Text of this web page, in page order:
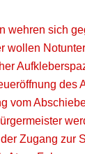
wehren sich
wollen
des
vom
Zugang zur